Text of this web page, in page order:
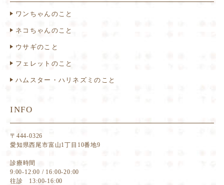
ワンちゃんのこと
ネコちゃんのこと
ウサギのこと
フェレットのこと
ハムスター・ハリネズミのこと
INFO
〒444-0326
愛知県西尾市富山1丁目10番地9
診療時間
9:00-12:00 / 16:00-20:00
往診 13:00-16:00